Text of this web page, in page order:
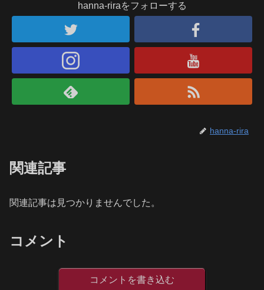
hanna-riraをフォローする
hanna-rira
関連記事
関連記事は見つかりませんでした。
コメント
コメントを書き込む